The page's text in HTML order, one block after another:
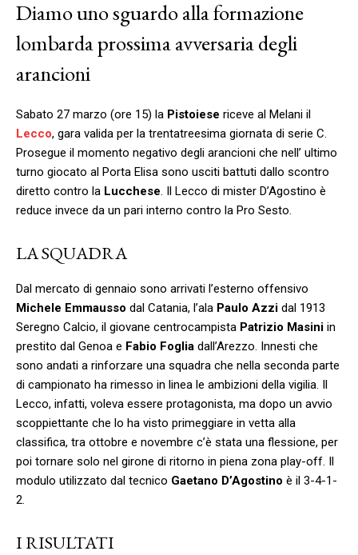
Diamo uno sguardo alla formazione
lombarda prossima avversaria degli
arancioni
Sabato 27 marzo (ore 15) la Pistoiese riceve al Melani il
Lecco, gara valida per la trentatreesima giornata di serie C.
Prosegue il momento negativo degli arancioni che nell’ ultimo
turno giocato al Porta Elisa sono usciti battuti dallo scontro
diretto contro la Lucchese. Il Lecco di mister D’Agostino è
reduce invece da un pari interno contro la Pro Sesto.
LA SQUADRA
Dal mercato di gennaio sono arrivati l’esterno offensivo
Michele Emmausso dal Catania, l’ala Paulo Azzi dal 1913
Seregno Calcio, il giovane centrocampista Patrizio Masini in
prestito dal Genoa e Fabio Foglia dall’Arezzo. Innesti che
sono andati a rinforzare una squadra che nella seconda parte
di campionato ha rimesso in linea le ambizioni della vigilia. Il
Lecco, infatti, voleva essere protagonista, ma dopo un avvio
scoppiettante che lo ha visto primeggiare in vetta alla
classifica, tra ottobre e novembre c’è stata una flessione, per
poi tornare solo nel girone di ritorno in piena zona play-off. Il
modulo utilizzato dal tecnico Gaetano D’Agostino è il 3-4-1-
2.
I RISULTATI